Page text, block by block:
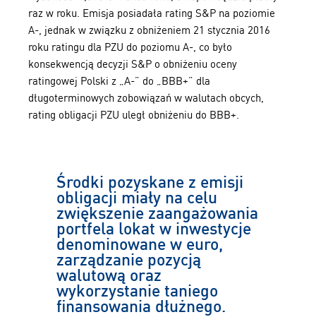
raz w roku. Emisja posiadała rating S&P na poziomie
A-, jednak w związku z obniżeniem 21 stycznia 2016
roku ratingu dla PZU do poziomu A-, co było
konsekwencją decyzji S&P o obniżeniu oceny
ratingowej Polski z „A-” do „BBB+” dla
długoterminowych zobowiązań w walutach obcych,
rating obligacji PZU uległ obniżeniu do BBB+.
Środki pozyskane z emisji
obligacji miały na celu
zwiększenie zaangażowania
portfela lokat w inwestycje
denominowane w euro,
zarządzanie pozycją
walutową oraz
wykorzystanie taniego
finansowania dłużnego.